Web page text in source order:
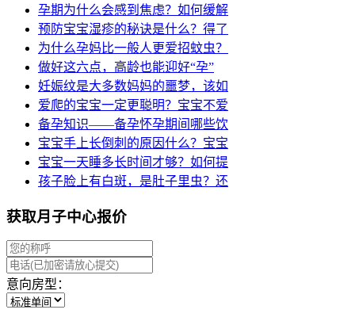
孕期为什么会感到焦虑？如何缓解
预防宝宝湿疹的秘诀是什么？得了
为什么孕妈比一般人更爱招蚊虫？
做好这六点，高龄也能迎好“孕”
妊娠纹是大多数妈妈的噩梦，该如
爱爬的宝宝一定更聪明？宝宝不爱
备孕知识——备孕怀孕期间哪些饮
宝宝手上长倒刺的原因什么？宝宝
宝宝一天睡多长时间才够？如何提
孩子脸上有白斑，是肚子里虫？还
获取月子中心报价
意向房型：